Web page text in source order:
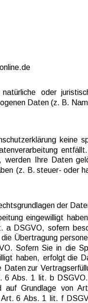
natürliche oder
Daten (z. B.
keine
werden Ihre Daten
(z. B. steuer- oder
der
eingewilligt
a DSGVO, sofern
die Übertragung
Sofern Sie in die
haben, erfolgt die
Daten zur
6 Abs. 1 lit. b
auf Grundlage von
Art. 6 Abs. 1 lit. f